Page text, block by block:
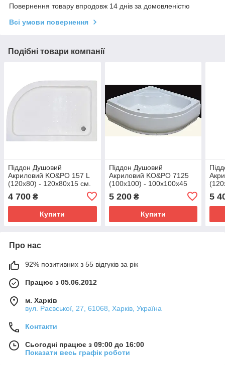
Повернення товару впродовж 14 днів за домовленістю
Всі умови повернення
Подібні товари компанії
Піддон Душовий
Акриловий KO&PO 157 L
(120x80) - 120х80х15 см.
4 700 ₴
Купити
Піддон Душовий
Акриловий KO&PO 7125
(100x100) - 100х100х45
5 200₴
Купити
5
Про нас
92% позитивних з 55 відгуків за рік
Працює з 05.06.2012
м. Харків
вул. Раєвської, 27, 61068, Харків, Україна
Контакти
Сьогодні працює з 09:00 до 16:00
Показати весь графік роботи